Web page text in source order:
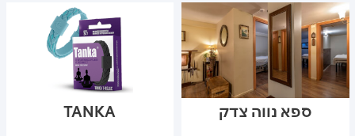
TANKA ספא נווה צדק